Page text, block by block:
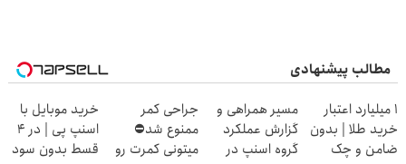
مطالب پیشنهادی
۱ میلیارد اعتبار
خرید طلا | بدون
ضامن و چک
مسیر همراهی و
گزارش عملکرد
گروه اسنپ در
جراحی کمر
ممنوع شد⛔
میتونی کمرت رو
خرید موبایل با
اسنپ پی | در ۴
قسط بدون سود